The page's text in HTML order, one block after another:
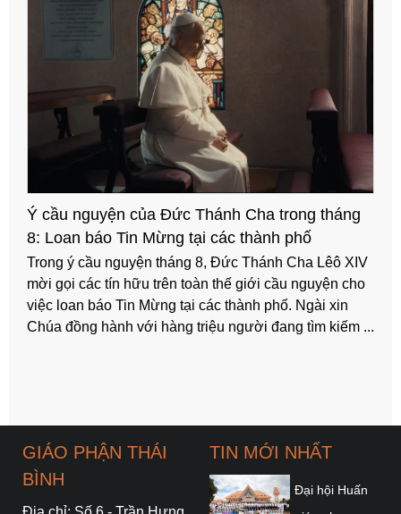
Ý cầu nguyện của Đức Thánh Cha trong tháng
8: Loan báo Tin Mừng tại các thành phố
Trong ý cầu nguyện tháng 8, Đức Thánh Cha Lêô XIV
mời gọi các tín hữu trên toàn thế giới cầu nguyện cho
việc loan báo Tin Mừng tại các thành phố. Ngài xin
Chúa đồng hành với hàng triệu người đang tìm kiếm ...
GIÁO PHẬN THÁI
BÌNH
TIN MỚI NHẤT
Đại hội Huấn